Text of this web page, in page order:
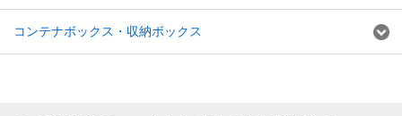
コンテナボックス・収納ボックス